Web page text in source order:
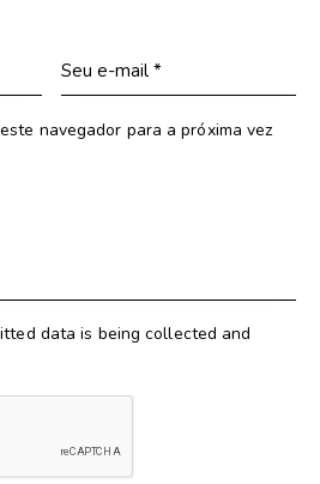
navegador para a próxima vez
data is being collected and